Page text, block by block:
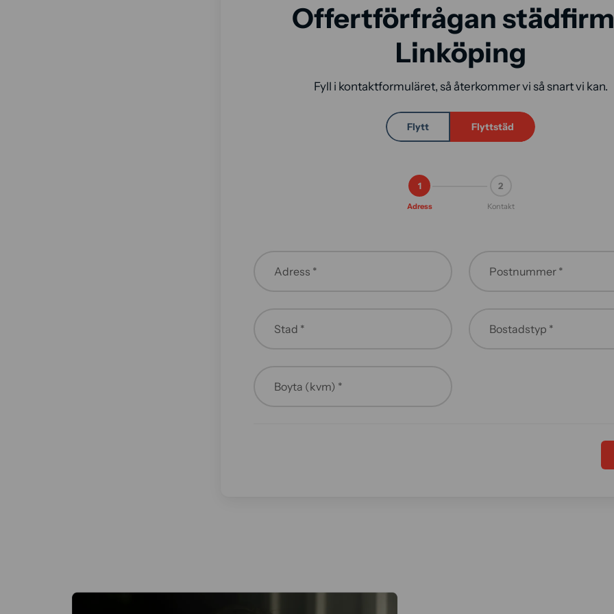
Offertförfrågan
Linköping
Fyll i kontaktformuläret, så återkommer vi så snart vi kan.
Flytt Flyttstäd
1
Adress
2
Kontakt
Adress * Postnummer *
Stad *
Boyta (kvm) *